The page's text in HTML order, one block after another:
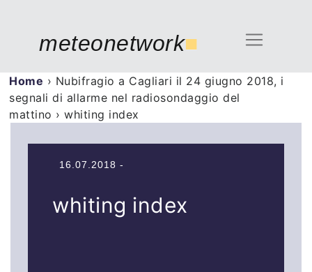
meteonetwork■
Home › Nubifragio a Cagliari il 24 giugno 2018, i
segnali di allarme nel radiosondaggio del
mattino ›whiting index
16.07.2018 -
whiting index